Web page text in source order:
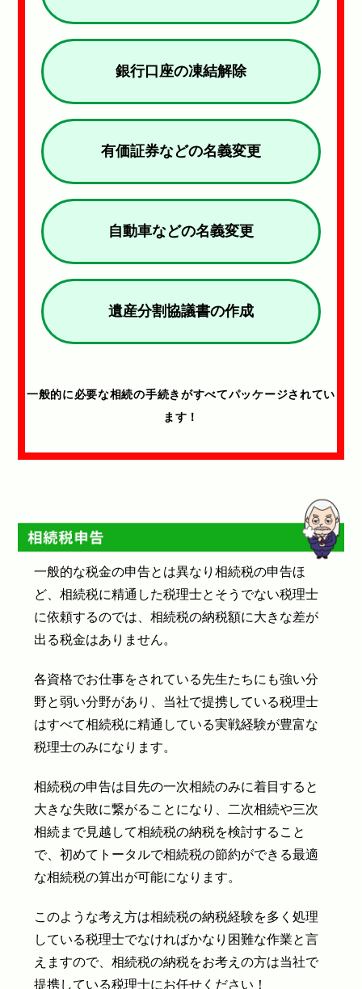
銀行口座の凍結解除
有価証券などの名義変更
自動車などの名義変更
遺産分割協議書の作成
一般的に必要な相続の手続きがすべてパッケージされてい
ます！
一般的な税金の申告とは異なり相続税の申告ほ
ど、相続税に精通した税理士とそうでない税理士
に依頼するのでは、相続税の納税額に大きな差が
出る税金はありません。
各資格でお仕事をされている先生たちにも強い分
野と弱い分野があり、当社で提携している税理士
はすべて相続税に精通している実戦経験が豊富な
税理士のみになります。
相続税の申告は目先の一次相続のみに着目すると
大きな失敗に繋がることになり、二次相続や三次
相続まで見越して相続税の納税を検討すること
で、初めてトータルで相続税の節約ができる最適
な相続税の算出が可能になります。
このような考え方は相続税の納税経験を多く処理
している税理士でなければかなり困難な作業と言
えますので、相続税の納税をお考えの方は当社で
提携している税理士にお任せください！